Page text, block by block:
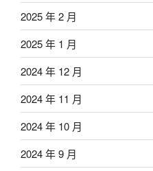
2025 年 2 月
2025 年 1 月
2024 年 12 月
2024 年 11 月
2024 年 10 月
2024 年 9 月